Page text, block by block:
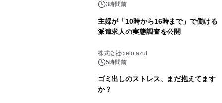
3時間前
主婦が「10時から16時まで」で働ける
派遣求人の実態調査を公開
株式会社cielo azul
5時間前
ゴミ出しのストレス、まだ抱えてます
か？